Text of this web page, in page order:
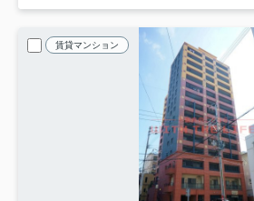
賃貸マンション